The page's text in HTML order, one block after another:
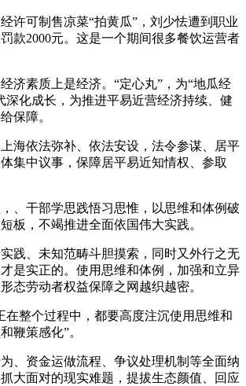
可制售凉菜“拍黄瓜”，刘少怯遭到职业
款2000元。这是一个期间很多餐饮运营者
素质上是经济。“定心丸”，为“地瓜经
深化成长，为推进平易近营经济持续、健
保障。
依法弥补、依法安设，法令参谋、居平
集中议事，保障居平易近知情权、参取
干部学思践悟习思惟，以思维和体例破
板，不竭推进全面依国伟大实践。
、未知范畴斗胆摸索，同时又外行之无
是实正的。使用思维和体例，加强和立异
态劳动者权益保障之网越织越密。
整个过程中，都要高度注沉使用思维和
鞭策感化”。
资金运做流程、争议处理机制等全面纳
大面对的现实难题，提拔生态颜值、回应